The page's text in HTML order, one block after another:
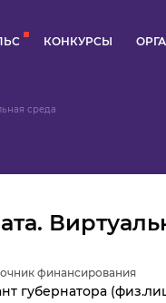
КОНКУРСЫ
среда
финансирования
губернатора